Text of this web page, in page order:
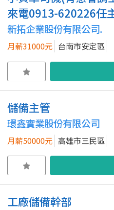
來電0913-620226任
新拓企業股份有限公司.
月薪31000元 台南市安定區
儲備主管
環鑫實業股份有限公司
月薪50000元 高雄市三民區
工廠儲備幹部